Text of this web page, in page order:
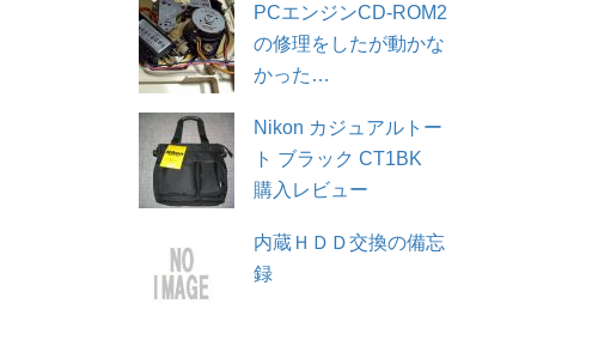
PCエンジンCD-ROM2
の修理をしたが動かな
かった…
Nikon カジュアルトー
ト ブラック CT1BK
購入レビュー
内蔵ＨＤＤ交換の備忘
録